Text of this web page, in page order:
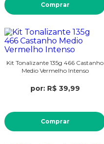
Comprar
Kit Tonalizante 135g 466 Castanho
Medio Vermelho Intenso
por: R$ 39,99
Comprar